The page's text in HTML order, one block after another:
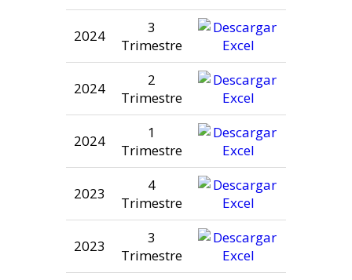
2024
3
Trimestre
2024
2
Trimestre
2024
1
Trimestre
2023
4
Trimestre
2023
3
Trimestre